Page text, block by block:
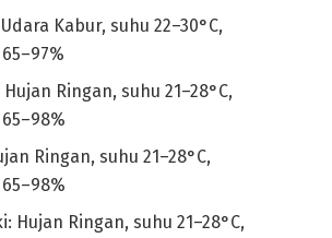
Kabur, suhu 22–30°C,
Ringan, suhu 21–28°C,
Ringan, suhu 21–28°C,
Hujan Ringan, suhu 21–28°C,